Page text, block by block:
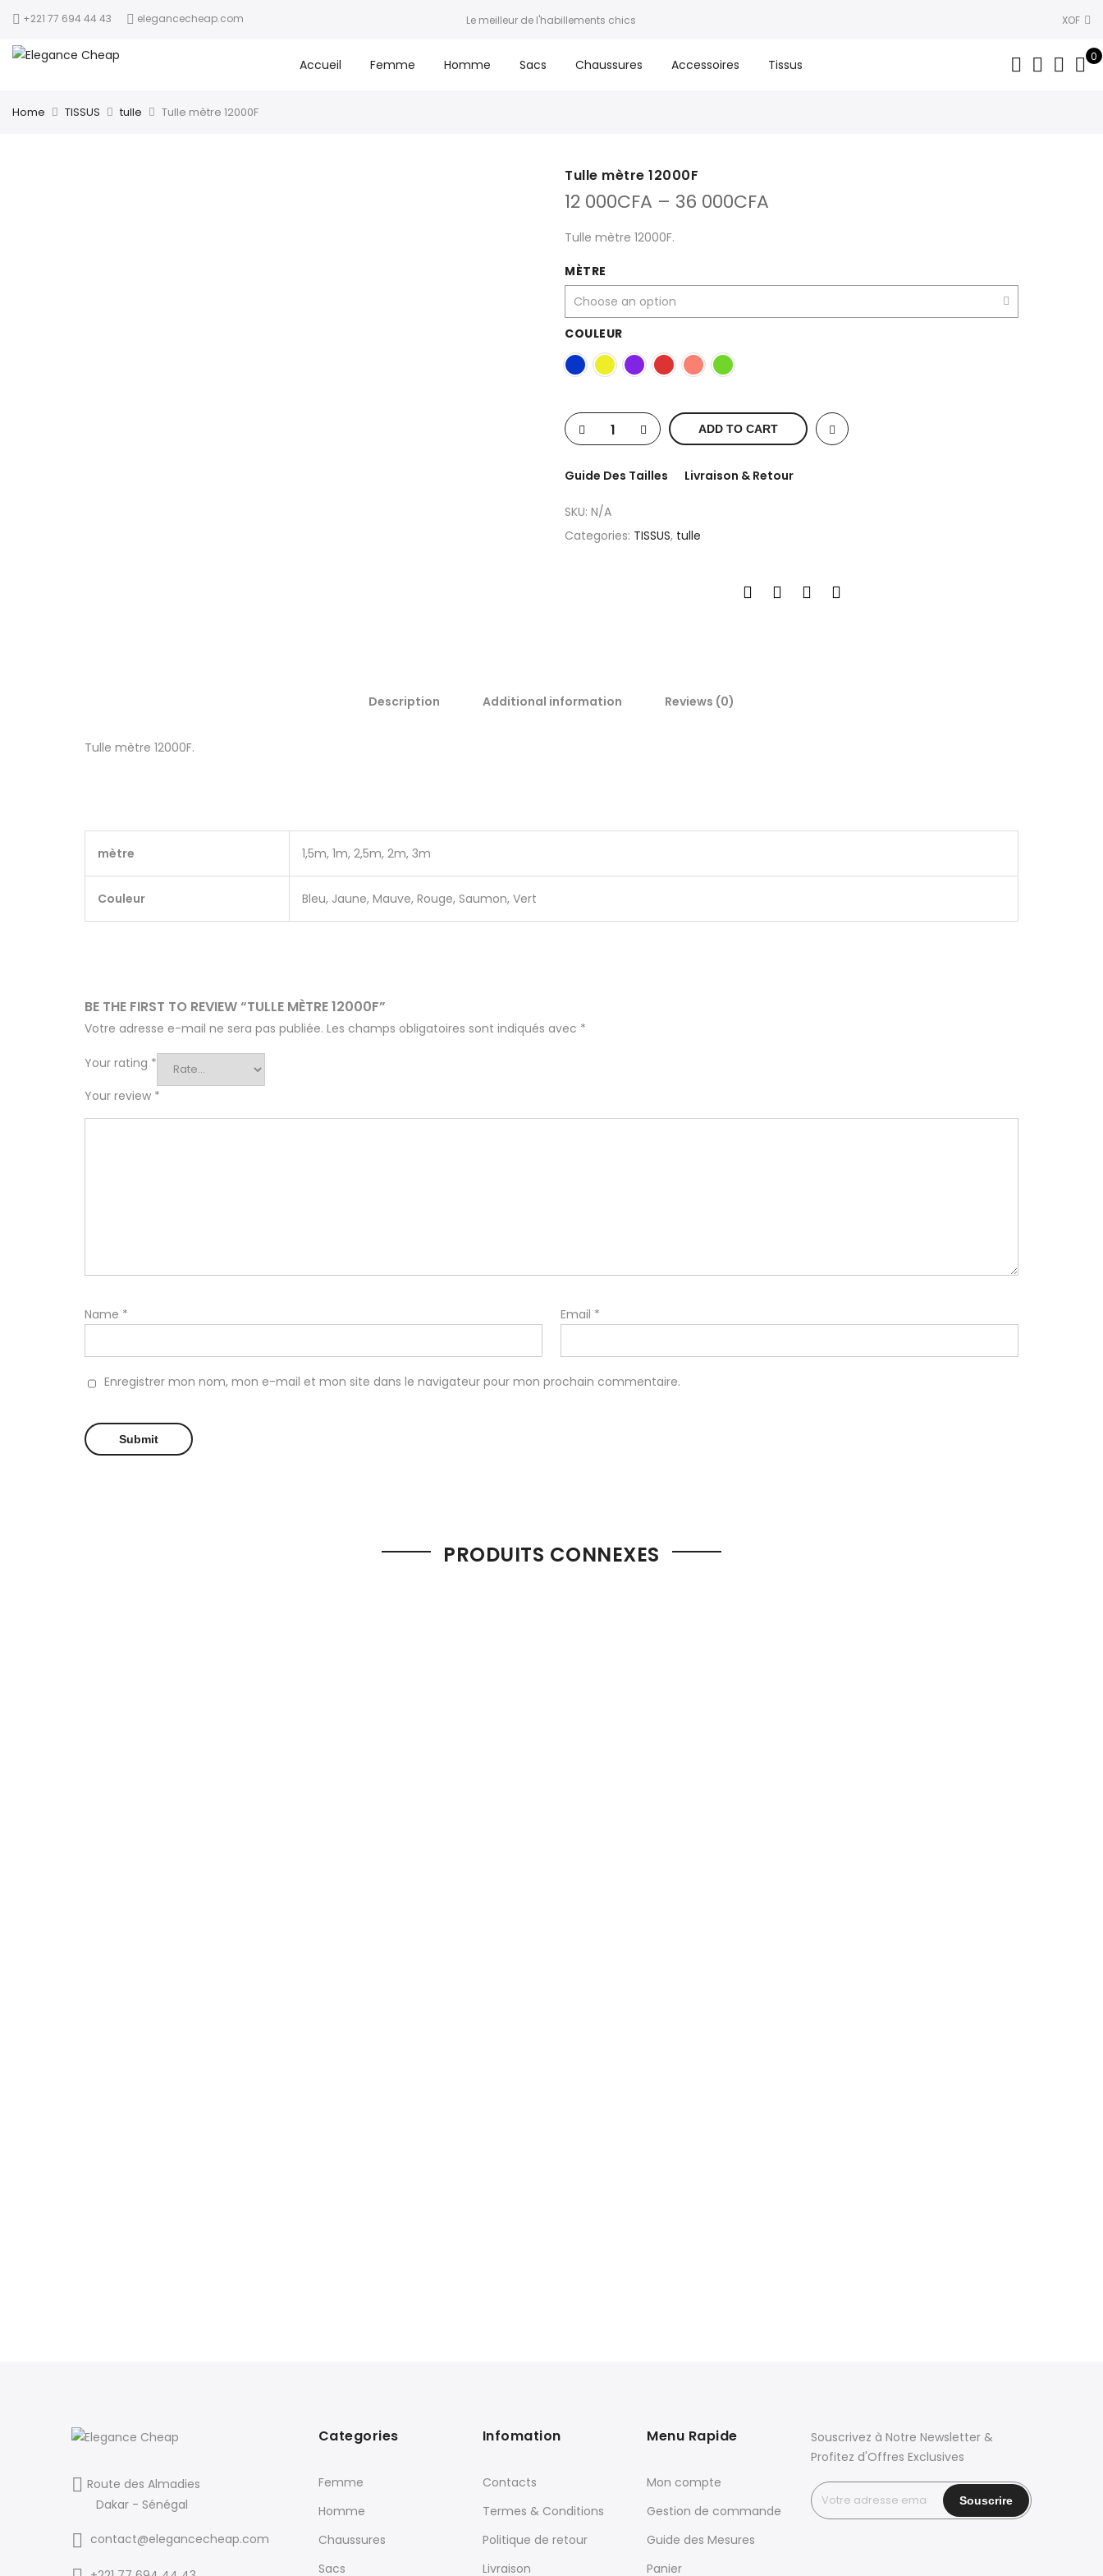
+221 77 694 44 43 elegancecheap.com Le meilleur de l'habillements chics XOF
Accueil Femme Homme Sacs Chaussures Accessoires Tissus
0
Home TISSUS tulle Tulle mètre 12000F
Tulle mètre 12000F
12 000CFA – 36 000CFA
Tulle mètre 12000F.
MÈTRE
COULEUR
ADD TO CART
Guide Des Tailles Livraison & Retour
SKU: N/A
Categories: TISSUS, tulle
Description Additional information Reviews (0)
Tulle mètre 12000F.
mètre 1,5m, 1m, 2,5m, 2m, 3m
Couleur Bleu, Jaune, Mauve, Rouge, Saumon, Vert
BE THE FIRST TO REVIEW “TULLE MÈTRE 12000F”
Votre adresse e-mail ne sera pas publiée. Les champs obligatoires sont indiqués avec *
Your rating *
Your review *
Name * Email *
Enregistrer mon nom, mon e-mail et mon site dans le navigateur pour mon prochain commentaire.
PRODUITS CONNEXES
Route des Almadies
Dakar - Sénégal
contact@elegancecheap.com
Categories
Femme
Homme
Chaussures
Sacs
Infomation
Contacts
Termes & Conditions
Politique de retour
Livraison
Menu Rapide
Mon compte
Gestion de commande
Guide des Mesures
Panier
Souscrivez à Notre Newsletter &
Profitez d'Offres Exclusives